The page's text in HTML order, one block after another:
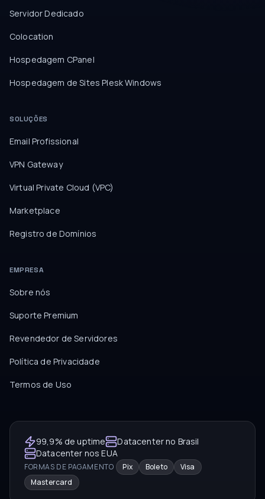
Servidor Dedicado
Colocation
Hospedagem CPanel
Hospedagem de Sites Plesk Windows
SOLUÇÕES
Email Profissional
VPN Gateway
Virtual Private Cloud (VPC)
Marketplace
Registro de Domínios
EMPRESA
Sobre nós
Suporte Premium
Revendedor de Servidores
Política de Privacidade
Termos de Uso
99,9% de uptime
Datacenter no Brasil
Datacenter nos EUA
FORMAS DE PAGAMENTO Pix Boleto
Visa
Mastercard